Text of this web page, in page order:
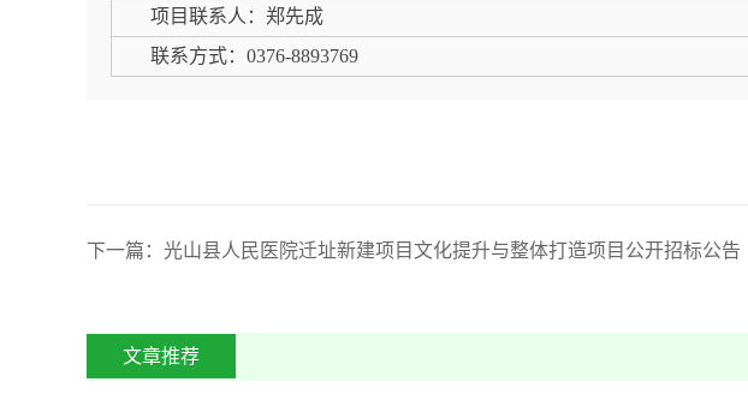
项目联系人：郑先成
联系方式：0376-8893769
下一篇：光山县人民医院迁址新建项目文化提升与整体打造项目公开招标公告
文章推荐